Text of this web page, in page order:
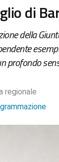
di
della
profondo
regionale